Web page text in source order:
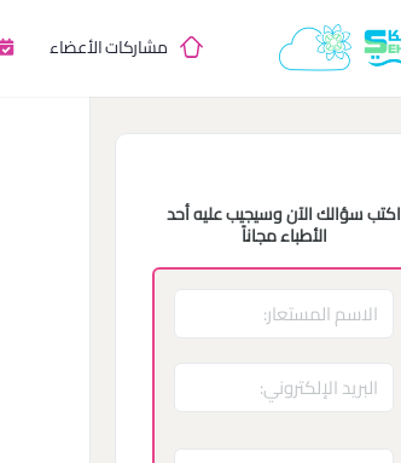
مشاركات الأعضاء
اكتب سؤالك الآن وسيجيب عليه أحد
الأطباء مجاناً